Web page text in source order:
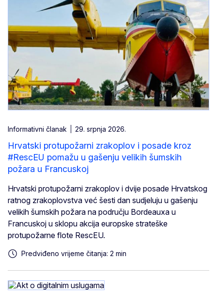
Informativni članak 29. srpnja 2026.
Hrvatski protupožarni zrakoplov i posade kroz
#RescEU pomažu u gašenju velikih šumskih
požara u Francuskoj
Hrvatski protupožarni zrakoplov i dvije posade Hrvatskog
ratnog zrakoplovstva već šesti dan sudjeluju u gašenju
velikih šumskih požara na području Bordeauxa u
Francuskoj u sklopu akcija europske strateške
protupožarne flote RescEU.
Predviđeno vrijeme čitanja: 2 min